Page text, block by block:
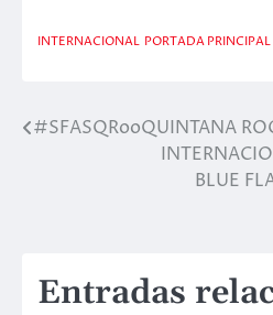
INTERNACIONAL PORTADA PRINCIPAL
Navegación
#SFASQRooQUINTANA
BLUE
Entradas